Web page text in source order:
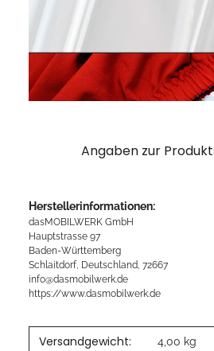
Angaben zur
Herstellerinformationen:
dasMOBILWERK GmbH
Hauptstrasse 97
Baden-Württemberg
Schlaitdorf, Deutschland, 72667
info@dasmobilwerk.de
https://www.dasmobilwerk.de
Versandgewicht: 4,00 kg